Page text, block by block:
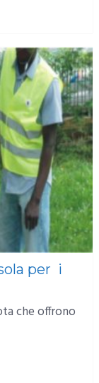
per i
che offrono